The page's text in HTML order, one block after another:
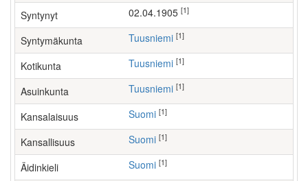
Syntynyt 02.04.1905 [1]
Syntymäkunta Tuusniemi [1]
Kotikunta Tuusniemi [1]
Asuinkunta Tuusniemi [1]
Kansalaisuus Suomi [1]
Kansallisuus Suomi [1]
Äidinkieli Suomi [1]